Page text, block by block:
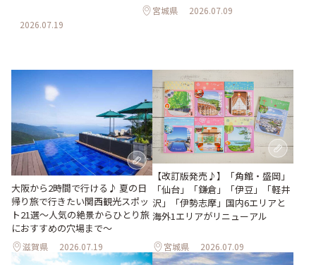
2026.07.19
宮城県 2026.07.09
大阪から2時間で行ける♪ 夏の日
帰り旅で行きたい関西観光スポッ
ト21選～人気の絶景からひとり旅
におすすめの穴場まで～
滋賀県 2026.07.19
【改訂版発売♪】「角館・盛岡」
「仙台」「鎌倉」「伊豆」「軽井
沢」「伊勢志摩」国内6エリアと
海外1エリアがリニューアル
宮城県 2026.07.09